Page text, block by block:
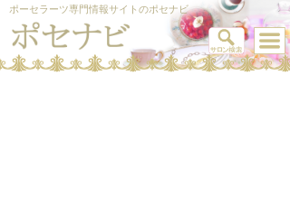
ポーセラーツ専門情報サイトのポセナビ